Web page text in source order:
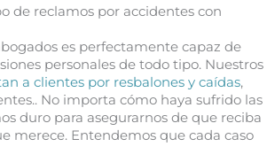
de reclamos por accidentes con
es perfectamente capaz de
personales de todo tipo. Nuestros
a clientes por resbalones y caídas,
No importa cómo haya sufrido las
duro para asegurarnos de que reciba
merece. Entendemos que cada caso